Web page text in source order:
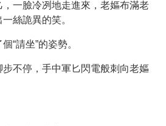
一臉冷冽地走進來，老嫗布滿老
絲詭異的笑。
“請坐”的姿勢。
不停，手中軍匕閃電般刺向老嫗